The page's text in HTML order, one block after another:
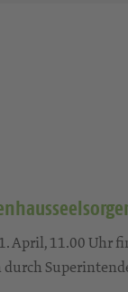
April, 11.00 Uhr
durch